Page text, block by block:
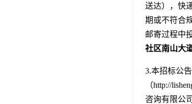
送达），快
期或不符合
邮寄过程中
社区南山大
3.本招标公
（http://
咨询有限公